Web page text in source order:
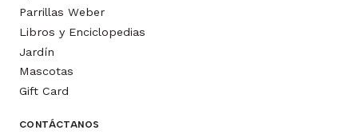
Parrillas Weber
Libros y Enciclopedias
Jardín
Mascotas
Gift Card
CONTÁCTANOS